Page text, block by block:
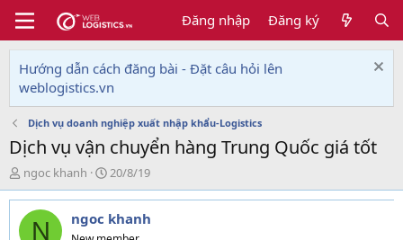
Đăng nhập Đăng ký
Hướng dẫn cách đăng bài - Đặt câu hỏi lên
weblogistics.vn
Dịch vụ doanh nghiệp xuất nhập khẩu-Logistics
Dịch vụ vận chuyển hàng Trung Quốc giá tốt
T
h
r
e
ngoc khanh
N
g
à
y
g
20/8/19
N ngoc khanh